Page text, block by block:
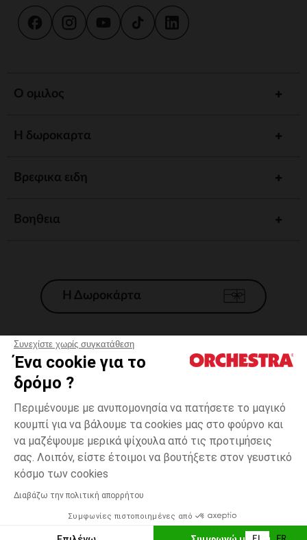
Συνεχίστε χωρίς συγκατάθεση
Ένα cookie για το
δρόμο ?
Περιμένουμε με ανυπομονησία να πατήσετε το μαγικό
κουμπί για να βάλουμε τα cookies μας στο φούρνο και
να μαζέψουμε μερικά ψίχουλα από τις προτιμήσεις
σας. Λοιπόν, είστε έτοιμοι να βουτήξετε στον γευστικό
κόσμο των cookies
Διαβάζω την πολιτική απορρήτου
Συμφωνίες πιστοποιημένες από
Λευκό Γέννηση
Δυνατότητα πληρωμής με
ΕΠΙΛΟΓΗ ΜΕΓΕΘΟΥΣ
Ο ομιλος
Η δωροκαρτα
Βρεφικα ειδη
Βοηθεια
Η Δωροκάρτα
Γενικοί 'Οροι Πώλησης
*Εμπορικες προσφορες
Προσωπικά δεδομένα
Διαχείρηση των cookies
Προσβασιμότητα: μη συμμορφούμενη
H Orchestra συμμετέχει στον κωδικά δεοντολογίας και στο σύστημα
μεσολάβησης της Γαλλικής Ομοσπονδίας Ηλεκτρονικού Εμπορίου.